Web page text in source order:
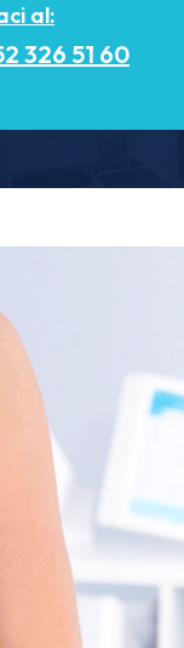
al:
326 51 60